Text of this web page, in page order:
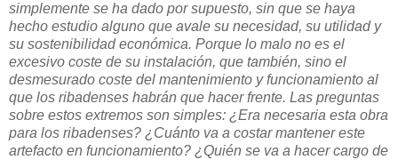
simplemente se ha dado por supuesto, sin que se haya
hecho estudio alguno que avale su necesidad, su utilidad y
su sostenibilidad económica. Porque lo malo no es el
excesivo coste de su instalación, que también, sino el
desmesurado coste del mantenimiento y funcionamiento al
que los ribadenses habrán que hacer frente. Las preguntas
sobre estos extremos son simples: ¿Era necesaria esta obra
para los ribadenses? ¿Cuánto va a costar mantener este
artefacto en funcionamiento? ¿Quién se va a hacer cargo de